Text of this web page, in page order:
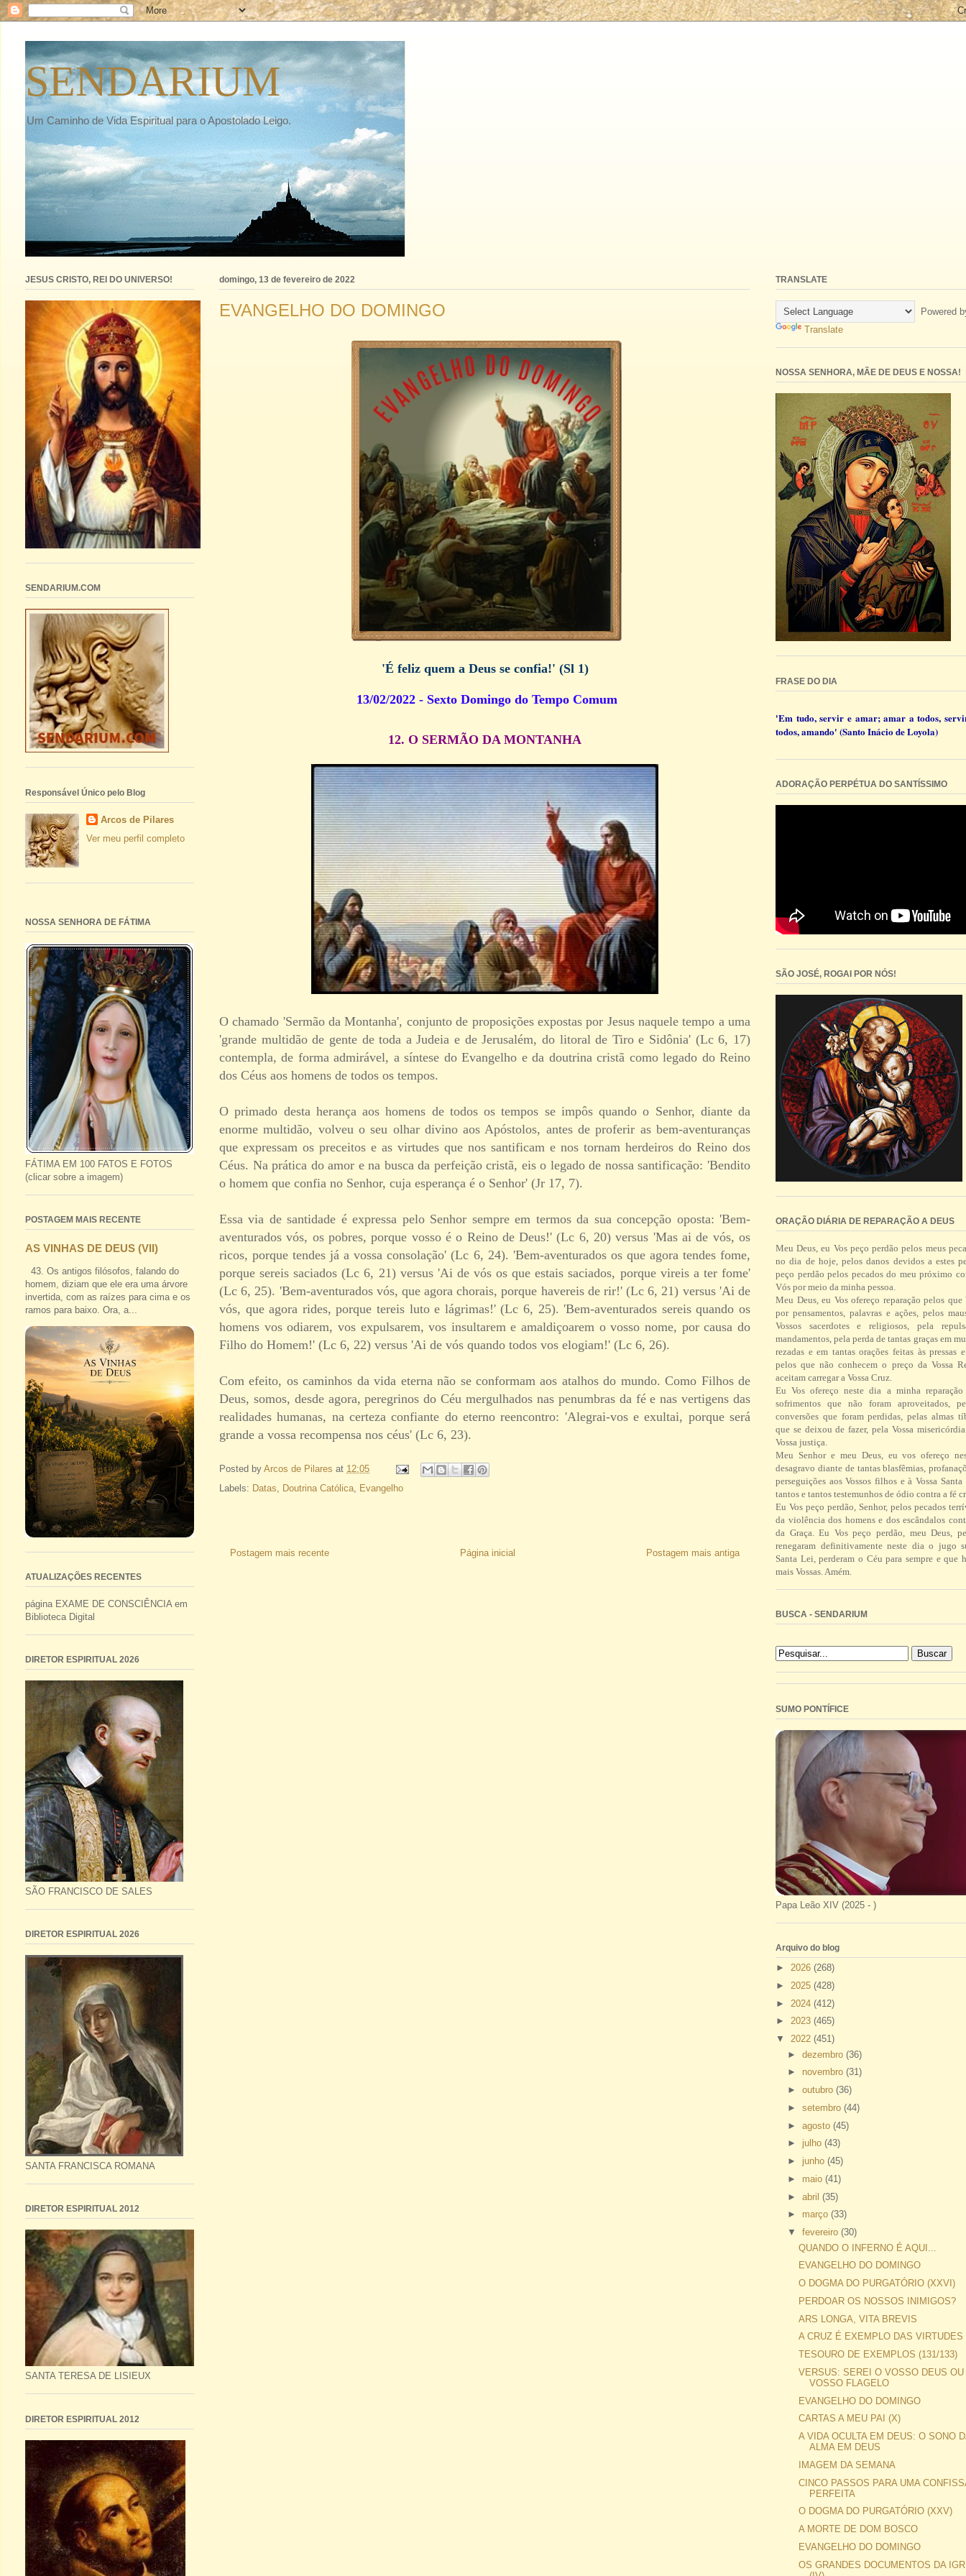
SENDARIUM
Um Caminho de Vida Espiritual para o Apostolado Leigo.
domingo, 13 de fevereiro de 2022
EVANGELHO DO DOMINGO
'É feliz quem a Deus se confia!' (Sl 1)
13/02/2022 - Sexto Domingo do Tempo Comum
12. O SERMÃO DA MONTANHA
O chamado 'Sermão da Montanha', conjunto de proposições expostas por Jesus naquele tempo a uma
'grande multidão de gente de toda a Judeia e de Jerusalém, do litoral de Tiro e Sidônia' (Lc 6, 17)
contempla, de forma admirável, a síntese do Evangelho e da doutrina cristã como legado do Reino
dos Céus aos homens de todos os tempos.
O primado desta herança aos homens de todos os tempos se impôs quando o Senhor, diante da
enorme multidão, volveu o seu olhar divino aos Apóstolos, antes de proferir as bem-aventuranças
que expressam os preceitos e as virtudes que nos santificam e nos tornam herdeiros do Reino dos
Céus. Na prática do amor e na busca da perfeição cristã, eis o legado de nossa santificação: 'Bendito
o homem que confia no Senhor, cuja esperança é o Senhor' (Jr 17, 7).
Essa via de santidade é expressa pelo Senhor sempre em termos da sua concepção oposta: 'Bem-
aventurados vós, os pobres, porque vosso é o Reino de Deus!' (Lc 6, 20) versus 'Mas ai de vós, os
ricos, porque tendes já a vossa consolação' (Lc 6, 24). 'Bem-aventurados os que agora tendes fome,
porque sereis saciados (Lc 6, 21) versus 'Ai de vós os que estais saciados, porque vireis a ter fome'
(Lc 6, 25). 'Bem-aventurados vós, que agora chorais, porque havereis de rir!' (Lc 6, 21) versus 'Ai de
vós, que agora rides, porque tereis luto e lágrimas!' (Lc 6, 25). 'Bem-aventurados sereis quando os
homens vos odiarem, vos expulsarem, vos insultarem e amaldiçoarem o vosso nome, por causa do
Filho do Homem!' (Lc 6, 22) versus 'Ai de vós quando todos vos elogiam!' (Lc 6, 26).
Com efeito, os caminhos da vida eterna não se conformam aos atalhos do mundo. Como Filhos de
Deus, somos, desde agora, peregrinos do Céu mergulhados nas penumbras da fé e nas vertigens das
realidades humanas, na certeza confiante do eterno reencontro: 'Alegrai-vos e exultai, porque será
grande a vossa recompensa nos céus' (Lc 6, 23).
Posted by Arcos de Pilares at 12:05
Labels: Datas Doutrina Católica Evangelho
Postagem mais recente Postagem mais antiga
Página inicial
JESUS CRISTO, REI DO UNIVERSO!
SENDARIUM.COM
Responsável Único pelo Blog
Arcos de Pilares
Ver meu perfil completo
NOSSA SENHORA DE FÁTIMA
FÁTIMA EM 100 FATOS E FOTOS
(clicar sobre a imagem)
POSTAGEM MAIS RECENTE
AS VINHAS DE DEUS (VII)
43. Os antigos filósofos, falando do
homem, diziam que ele era uma árvore
invertida, com as raízes para cima e os
ramos para baixo. Ora, a...
ATUALIZAÇÕES RECENTES
página EXAME DE CONSCIÊNCIA em
Biblioteca Digital
DIRETOR ESPIRITUAL 2026
SÃO FRANCISCO DE SALES
DIRETOR ESPIRITUAL 2026
SANTA FRANCISCA ROMANA
DIRETOR ESPIRITUAL 2012
SANTA TERESA DE LISIEUX
DIRETOR ESPIRITUAL 2012
TRANSLATE
Powered
Translate
NOSSA SENHORA, MÃE DE DEUS E NOSSA!
FRASE DO DIA
'Em tudo, servir e amar; amar a todos,
todos, amando' (Santo Inácio de Loyola)
ADORAÇÃO PERPÉTUA DO SANTÍSSIMO
SÃO JOSÉ, ROGAI POR NÓS!
ORAÇÃO DIÁRIA DE REPARAÇÃO A DEUS
Meu Deus, eu Vos peço perdão pelos meus
no dia de hoje, pelos danos devidos a estes
peço perdão pelos pecados do meu próximo
Vós por meio da minha pessoa.
Meu Deus, eu Vos ofereço reparação pelos que
por pensamentos, palavras e ações, pelos
Vossos sacerdotes e religiosos, pela
mandamentos, pela perda de tantas graças em
rezadas e em tantas orações feitas às pressas
pelos que não conhecem o preço da Vossa
aceitam carregar a Vossa Cruz.
Eu Vos ofereço neste dia a minha
sofrimentos que não foram aproveitados,
conversões que foram perdidas, pelas almas
que se deixou de fazer, pela Vossa
Vossa justiça.
Meu Senhor e meu Deus, eu vos ofereço
desagravo diante de tantas blasfêmias,
perseguições aos Vossos filhos e à Vossa
tantos e tantos testemunhos de ódio contra a fé
Eu Vos peço perdão, Senhor, pelos pecados
da violência dos homens e dos escândalos
da Graça. Eu Vos peço perdão, meu Deus,
renegaram definitivamente neste dia o jugo
Santa Lei, perderam o Céu para sempre e que
mais Vossas. Amém.
BUSCA - SENDARIUM
SUMO PONTÍFICE
Papa Leão XIV (2025 - )
Arquivo do blog
► 2026 (268)
► 2025 (428)
► 2024 (412)
► 2023 (465)
▼ 2022 (451)
► dezembro (36)
► novembro (31)
► outubro (36)
► setembro (44)
► agosto (45)
► julho (43)
► junho (45)
► maio (41)
► abril (35)
► março (33)
▼ fevereiro (30)
QUANDO O INFERNO É AQUI...
EVANGELHO DO DOMINGO
O DOGMA DO PURGATÓRIO (XXVI)
PERDOAR OS NOSSOS INIMIGOS?
ARS LONGA, VITA BREVIS
A CRUZ É EXEMPLO DAS VIRTUDES
TESOURO DE EXEMPLOS (131/133)
VERSUS: SEREI O VOSSO DEUS OU
VOSSO FLAGELO
EVANGELHO DO DOMINGO
CARTAS A MEU PAI (X)
A VIDA OCULTA EM DEUS: O SONO
ALMA EM DEUS
IMAGEM DA SEMANA
CINCO PASSOS PARA UMA
PERFEITA
O DOGMA DO PURGATÓRIO (XXV)
A MORTE DE DOM BOSCO
EVANGELHO DO DOMINGO
OS GRANDES DOCUMENTOS DA